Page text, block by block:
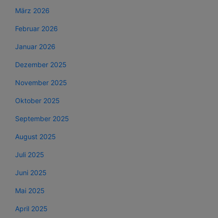
März 2026
Februar 2026
Januar 2026
Dezember 2025
November 2025
Oktober 2025
September 2025
August 2025
Juli 2025
Juni 2025
Mai 2025
April 2025